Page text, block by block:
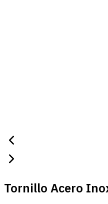
Tornillo Acero